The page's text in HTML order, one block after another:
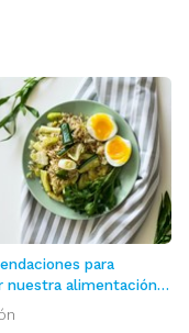
para
nuestra alimentación